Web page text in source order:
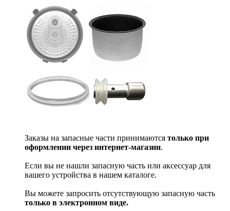
Заказы на запасные части принимаются только при
оформлении через интернет-магазин.
Если вы не нашли запасную часть или аксессуар для
вашего устройства в нашем каталоге.
Вы можете запросить отсутствующую запасную часть
только в электронном виде.